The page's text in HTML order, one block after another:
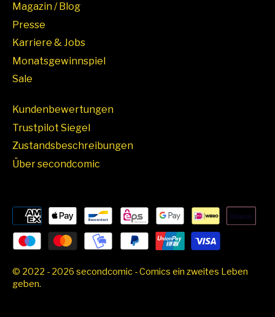
Magazin / Blog
Presse
Karriere & Jobs
Monatsgewinnspiel
Sale
Kundenbewertungen
Trustpilot Siegel
Zustandsbeschreibungen
Über secondcomic
© 2022 - 2026 secondcomic - Comics ein zweites Leben
geben.